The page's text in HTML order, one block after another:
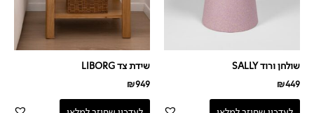
שולחן ורוד SALLY
₪449
שידת צד LIBORG
₪949